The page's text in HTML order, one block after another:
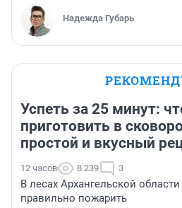
Надежда Губарь
Успеть за 25 минут:
приготовить в
простой и вкусный
12 часов 8 239 3
В лесах Архангельской
правильно пожарить